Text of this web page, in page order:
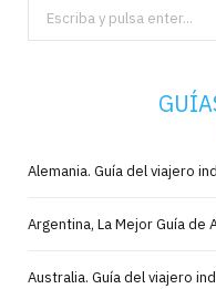
Search
for:
Alemania. Guía del viajero
Argentina, La Mejor Guía de
Australia. Guía del viajero